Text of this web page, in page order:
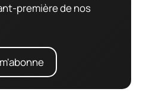
première de nos